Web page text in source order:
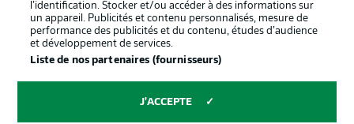
© 2026 Bundesliga-Gruppe GmbH
Choisissez votre langue
l’identification. Stocker et/ou accéder à des informations sur
un appareil. Publicités et contenu personnalisés, mesure de
performance des publicités et du contenu, études d’audience
et développement de services.
Liste de nos partenaires (fournisseurs)
J'ACCEPTE